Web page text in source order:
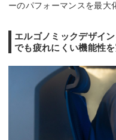
ーのパフォーマンスを最大
エルゴノミックデザイ
でも疲れにくい機能性